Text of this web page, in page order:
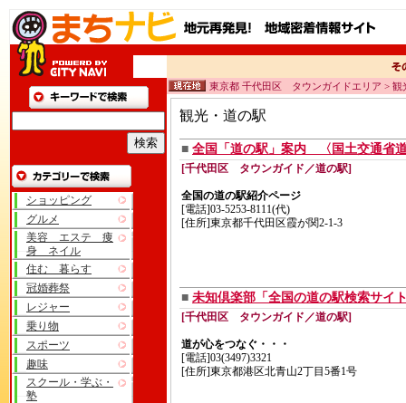
ショッピング
グルメ
美容 エステ 痩
身 ネイル
住む 暮らす
冠婚葬祭
レジャー
乗り物
スポーツ
趣味
スクール・学ぶ・
塾
東京都 千代田区 タウンガイドエリア > 観
観光・道の駅
■ 全国「道の駅」案内 〈国土交通省
[千代田区 タウンガイド／道の駅]
全国の道の駅紹介ページ
[電話]03-5253-8111(代)
[住所]東京都千代田区霞が関2-1-3
■ 未知倶楽部「全国の道の駅検索サイ
[千代田区 タウンガイド／道の駅]
道が心をつなぐ・・・
[電話]03(3497)3321
[住所]東京都港区北青山2丁目5番1号